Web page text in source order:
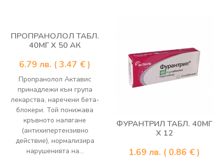
ПРОПРАНОЛОЛ ТАБЛ.
40МГ Х 50 АК
6.79 лв. ( 3.47 € )
Пропранолол Актавис
принадлежи към група
лекарства, наречени бета-
блокери. Той понижава
кръвното налягане
(антихипертензивно
действие), нормализира
нарушенията на...
ФУРАНТРИЛ ТАБЛ. 40МГ
Х 12
1.69 лв. ( 0.86 € )